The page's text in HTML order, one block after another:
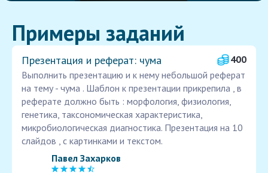
Примеры заданий
Презентация и реферат: чума
400
Выполнить презентацию и к нему небольшой реферат
на тему - чума . Шаблон к презентации прикрепила , в
реферате должно быть : морфология, физиология,
генетика, таксономическая характеристика,
микробиологическая диагностика. Презентация на 10
слайдов , с картинками и текстом.
Павел Захарков